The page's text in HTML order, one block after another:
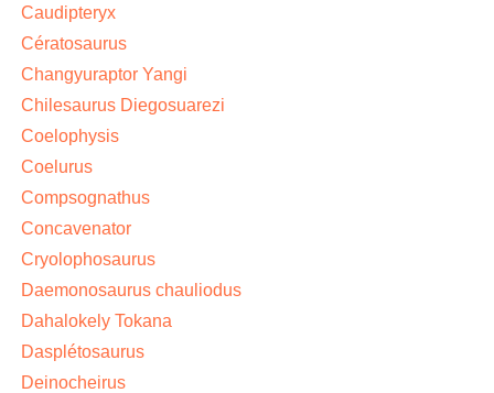
Caudipteryx
Cératosaurus
Changyuraptor Yangi
Chilesaurus Diegosuarezi
Coelophysis
Coelurus
Compsognathus
Concavenator
Cryolophosaurus
Daemonosaurus chauliodus
Dahalokely Tokana
Dasplétosaurus
Deinocheirus